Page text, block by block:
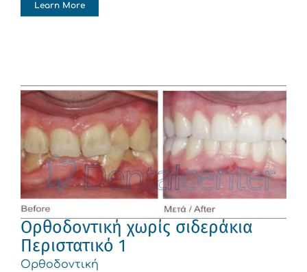
Learn More
Ορθοδοντική χωρίς σιδεράκια
Περιστατικό 1
Ορθοδοντική